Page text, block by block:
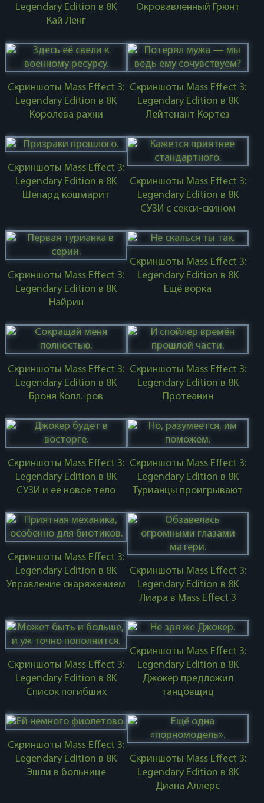
Legendary Edition в 8K
Кай Ленг
Окровавленный Грюнт
Скриншоты Mass Effect 3:
Legendary Edition в 8K
Королева рахни
Скриншоты Mass Effect 3:
Legendary Edition в 8K
Лейтенант Кортез
Скриншоты Mass Effect 3:
Legendary Edition в 8K
Шепард кошмарит
Скриншоты Mass Effect 3:
Legendary Edition в 8K
СУЗИ с секси-скином
Скриншоты Mass Effect 3:
Legendary Edition в 8K
Найрин
Скриншоты Mass Effect 3:
Legendary Edition в 8K
Ещё ворка
Скриншоты Mass Effect 3:
Legendary Edition в 8K
Броня Колл.-ров
Скриншоты Mass Effect 3:
Legendary Edition в 8K
Протеанин
Скриншоты Mass Effect 3:
Legendary Edition в 8K
СУЗИ и её новое тело
Скриншоты Mass Effect 3:
Legendary Edition в 8K
Турианцы проигрывают
Скриншоты Mass Effect 3:
Legendary Edition в 8K
Управление снаряжением
Скриншоты Mass Effect 3:
Legendary Edition в 8K
Лиара в Mass Effect 3
Скриншоты Mass Effect 3:
Legendary Edition в 8K
Список погибших
Скриншоты Mass Effect 3:
Legendary Edition в 8K
Джокер предложил
танцовщиц
Скриншоты Mass Effect 3:
Legendary Edition в 8K
Эшли в больнице
Скриншоты Mass Effect 3:
Legendary Edition в 8K
Диана Аллерс